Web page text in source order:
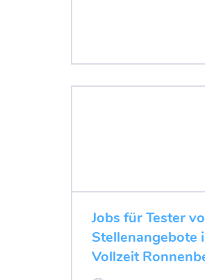
Jobs für Tester
Stellenangebote
Vollzeit